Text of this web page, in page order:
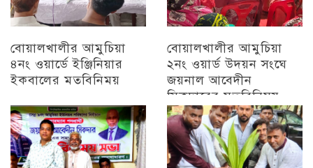
বোয়ালখালীর আমুচিয়া
৪নং ওয়ার্ডে ইঞ্জিনিয়ার
ইকবালের মতবিনিময়
চট্টগ্রাম
বোয়ালখালীর আমুচিয়া
২নং ওয়ার্ড উদয়ন সংঘে
জয়নাল আবেদীন
সিকদারের মতবিনিময়
অন্যান্য